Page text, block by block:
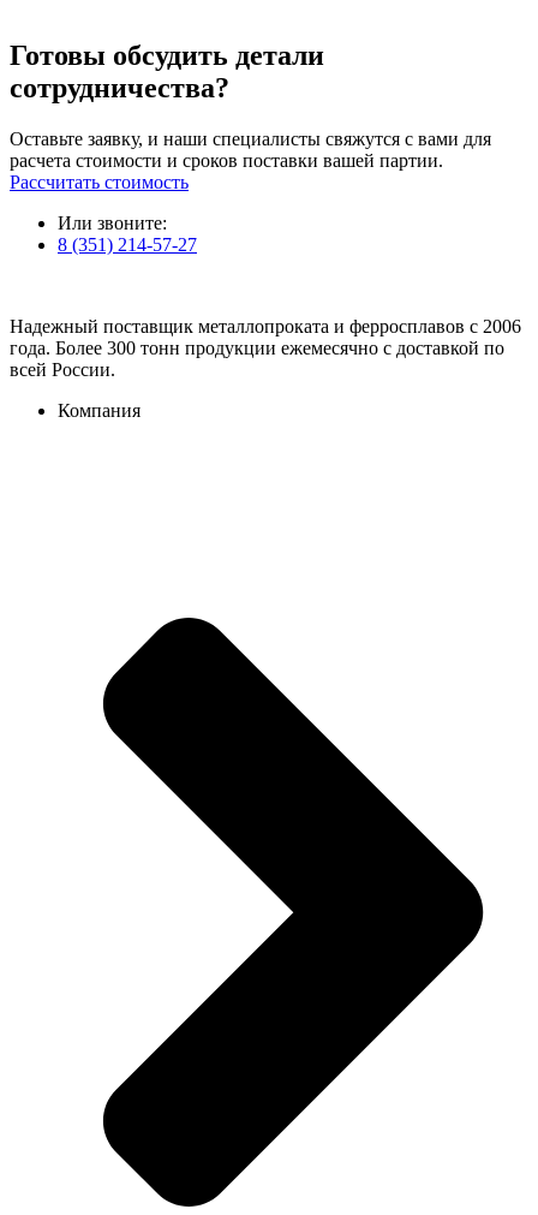
Готовы обсудить детали
сотрудничества?
Оставьте заявку, и наши специалисты свяжутся с вами для
расчета стоимости и сроков поставки вашей партии.
Рассчитать стоимость
Или звоните:
8 (351) 214-57-27
Надежный поставщик металлопроката и ферросплавов с 2006
года. Более 300 тонн продукции ежемесячно с доставкой по
всей России.
Компания